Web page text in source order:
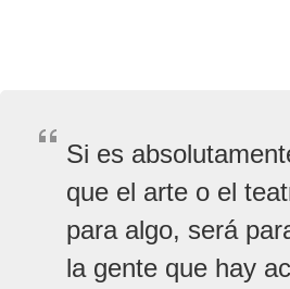
Si es
que el arte o el
para algo, será
la gente que hay